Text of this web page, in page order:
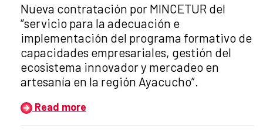
Title of the announcement:
Nueva contratación por MINCETUR del
“servicio para la adecuación e
implementación del programa formativo de
capacidades empresariales, gestión del
ecosistema innovador y mercadeo en
artesanía en la región Ayacucho”.
Read more